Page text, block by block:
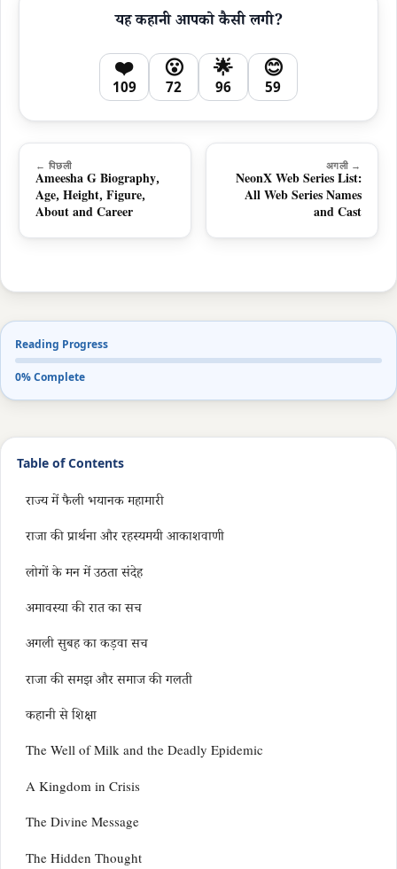
यह कहानी आपको कैसी लगी?
❤️
109
😮
72
🌟
96
😊
59
← पिछली
Ameesha G Biography,
Age, Height, Figure,
About and Career
अगली →
NeonX Web Series List:
All Web Series Names
and Cast
Reading Progress
0% Complete
Table of Contents
राज्य में फैली भयानक महामारी
राजा की प्रार्थना और रहस्यमयी आकाशवाणी
लोगों के मन में उठता संदेह
अमावस्या की रात का सच
अगली सुबह का कड़वा सच
राजा की समझ और समाज की गलती
कहानी से शिक्षा
The Well of Milk and the Deadly Epidemic
A Kingdom in Crisis
The Divine Message
The Hidden Thought